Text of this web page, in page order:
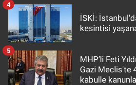
İSKİ:
kesintisi
4
MHP’li Feti
Gazi Meclis'te
kabulle
5